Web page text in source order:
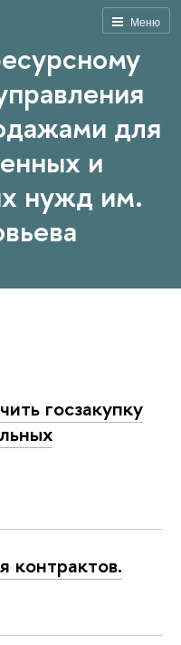
Меню
для
и
нужд им.
госзакупку
контрактов.